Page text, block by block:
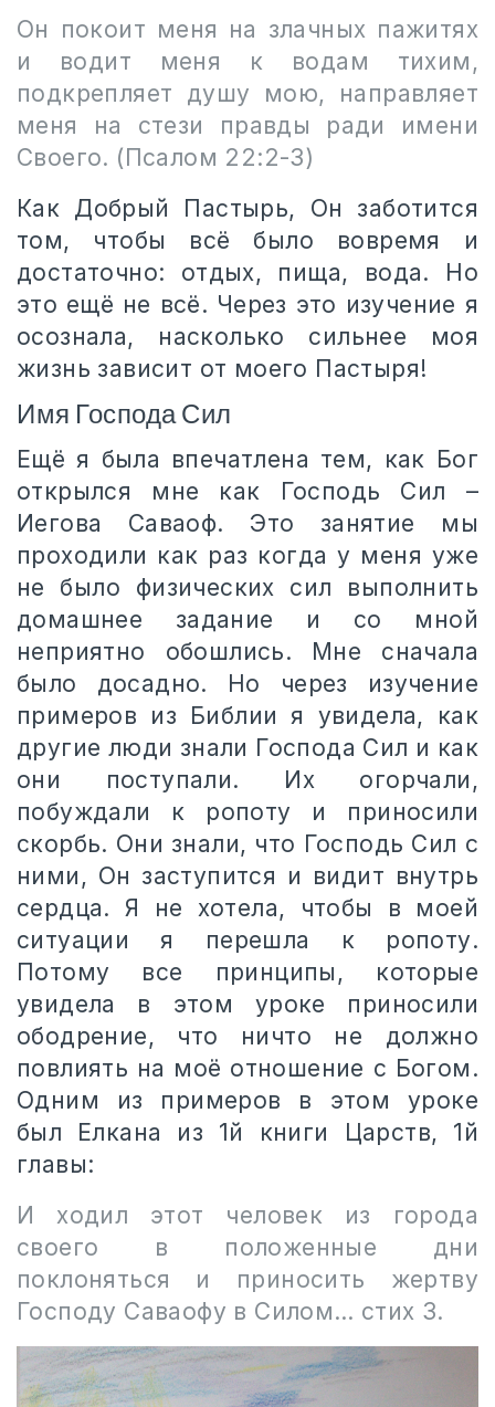
Он покоит меня на злачных пажитях
и водит меня к водам тихим,
подкрепляет душу мою, направляет
меня на стези правды ради имени
Своего. (Псалом 22:2-3)
Как Добрый Пастырь, Он заботится
том, чтобы всё было вовремя и
достаточно: отдых, пища, вода. Но
это ещё не всё. Через это изучение я
осознала, насколько сильнее моя
жизнь зависит от моего Пастыря!
Имя Господа Сил
Ещё я была впечатлена тем, как Бог
открылся мне как Господь Сил –
Иегова Саваоф. Это занятие мы
проходили как раз когда у меня уже
не было физических сил выполнить
домашнее задание и со мной
неприятно обошлись. Мне сначала
было досадно. Но через изучение
примеров из Библии я увидела, как
другие люди знали Господа Сил и как
они поступали. Их огорчали,
побуждали к ропоту и приносили
скорбь. Они знали, что Господь Сил с
ними, Он заступится и видит внутрь
сердца. Я не хотела, чтобы в моей
ситуации я перешла к ропоту.
Потому все принципы, которые
увидела в этом уроке приносили
ободрение, что ничто не должно
повлиять на моё отношение с Богом.
Одним из примеров в этом уроке
был Елкана из 1й книги Царств, 1й
главы:
И ходил этот человек из города
своего в положенные дни
поклоняться и приносить жертву
Господу Саваофу в Силом… стих 3.